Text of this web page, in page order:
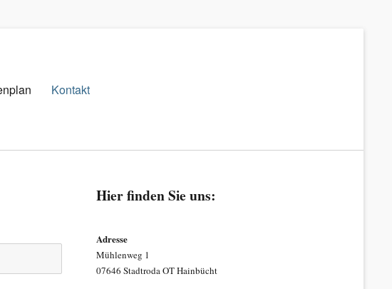
Kontakt
Hier finden Sie uns:
Adresse
Mühlenweg 1
07646 Stadtroda OT Hainbücht